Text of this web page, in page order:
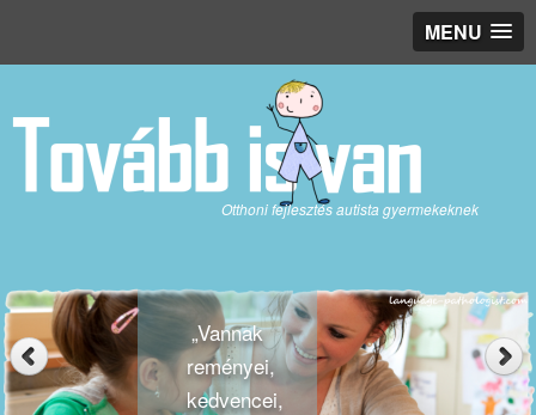
MENU
Otthoni fejlesztés autista gyermekeknek
„Vannak
reményei,
kedvencei,